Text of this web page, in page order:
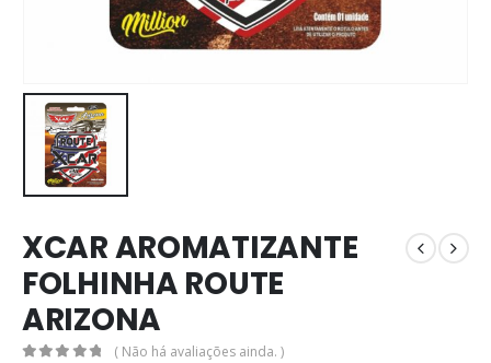
XCAR AROMATIZANTE
FOLHINHA ROUTE
ARIZONA
( Não há avaliações ainda. )